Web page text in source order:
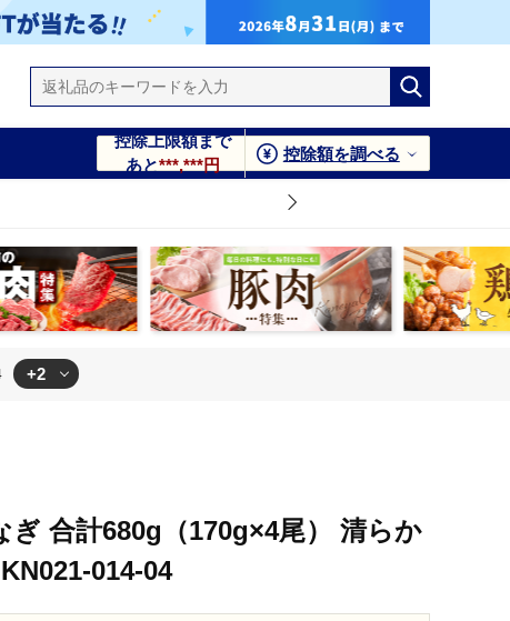
控除上限額まで
あと***,***円
控除額を調べる
+2
ぎ 合計680g（170g×4尾） 清らか
014-04